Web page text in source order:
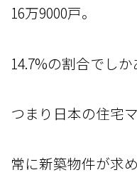
16万9000戸。
14.7%の割合でしか
つまり日本の住宅
常に新築物件が求